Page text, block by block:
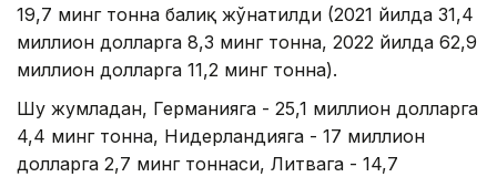
19,7 минг тонна балиқ жўнатилди (2021 йилда 31,4
миллион долларга 8,3 минг тонна, 2022 йилда 62,9
миллион долларга 11,2 минг тонна).
Шу жумладан, Германияга - 25,1 миллион долларга
4,4 минг тонна, Нидерландияга - 17 миллион
долларга 2,7 минг тоннаси, Литвага - 14,7